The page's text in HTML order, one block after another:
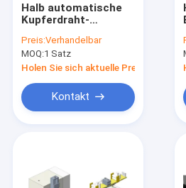
Halb automatische
Kupferdraht-
Elektromotor
Preis:Verhandelbar
MOQ:1 Satz
Holen Sie sich aktuelle Preis
Kontakt